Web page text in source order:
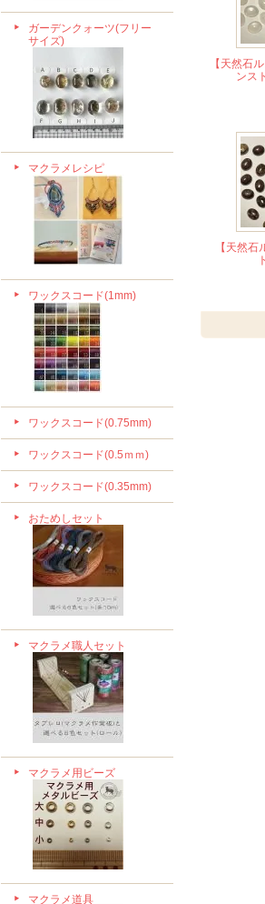
ガーデンクォーツ(フリー
サイズ)
マクラメレシピ
ワックスコード(1mm)
ワックスコード(0.75mm)
ワックスコード(0.5ｍｍ)
ワックスコード(0.35mm)
おためしセット
マクラメ職人セット
マクラメ用ビーズ
マクラメ道具
【天然石
ンス
【天然